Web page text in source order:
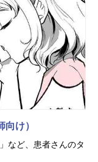
け）
など、患者さんのタ